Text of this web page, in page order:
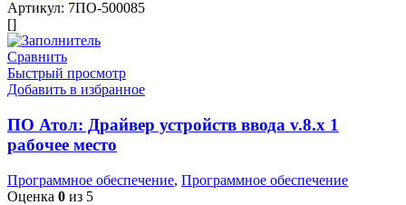
Артикул: 7ПО-500085
[]
Сравнить
Быстрый просмотр
Добавить в избранное
ПО Атол: Драйвер устройств ввода v.8.x 1
рабочее место
Программное обеспечение, Программное обеспечение
Оценка 0 из 5